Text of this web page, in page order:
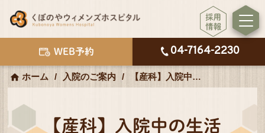
WEB予約 04-7164-2230
ホーム 入院のご案内 【産科】入院中の生活
【産科】入院中の生活